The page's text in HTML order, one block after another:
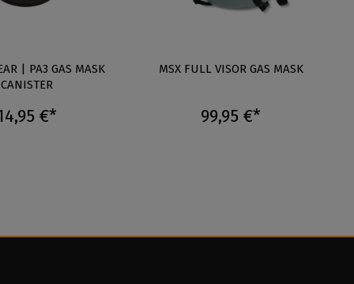
| PA3 GAS MASK
CANISTER
€*
MSX FULL VISOR GAS MASK
99,95 €*